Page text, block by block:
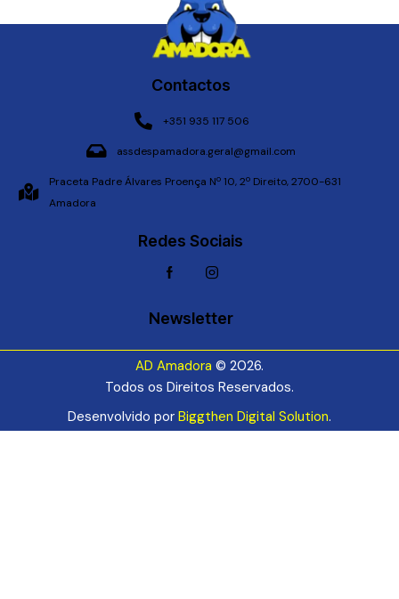
Contactos
+351 935 117 506
assdespamadora.geral@gmail.com
Praceta Padre Álvares Proença Nº 10, 2º Direito, 2700-631
Amadora
Redes Sociais
Newsletter
AD Amadora © 2026.
Todos os Direitos Reservados.
Desenvolvido por Biggthen Digital Solution.